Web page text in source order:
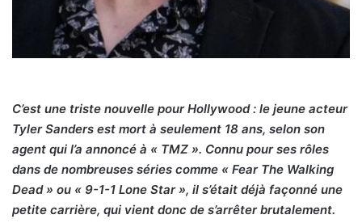
C’est une triste nouvelle pour Hollywood : le jeune acteur
Tyler Sanders est mort à seulement 18 ans, selon son
agent qui l’a annoncé à « TMZ ». Connu pour ses rôles
dans de nombreuses séries comme « Fear The Walking
Dead » ou « 9-1-1 Lone Star », il s’était déjà façonné une
petite carrière, qui vient donc de s’arrêter brutalement.